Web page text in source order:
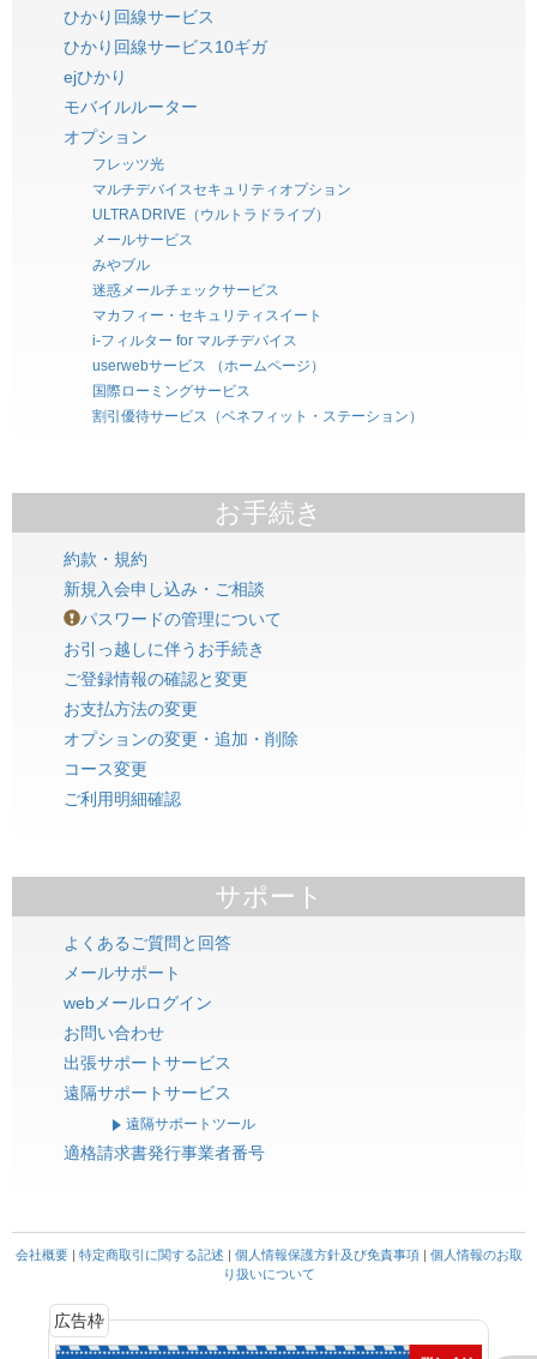
ひかり回線サービス
ひかり回線サービス10ギガ
ejひかり
モバイルルーター
オプション
フレッツ光
マルチデバイスセキュリティオプション
ULTRA DRIVE（ウルトラドライブ）
メールサービス
みやブル
迷惑メールチェックサービス
マカフィー・セキュリティスイート
i-フィルター for マルチデバイス
userwebサービス （ホームページ）
国際ローミングサービス
割引優待サービス（ベネフィット・ステーション）
お手続き
約款・規約
新規入会申し込み・ご相談
パスワードの管理について
お引っ越しに伴うお手続き
ご登録情報の確認と変更
お支払方法の変更
オプションの変更・追加・削除
コース変更
ご利用明細確認
サポート
よくあるご質問と回答
メールサポート
webメールログイン
お問い合わせ
出張サポートサービス
遠隔サポートサービス
遠隔サポートツール
適格請求書発行事業者番号
会社概要| 特定商取引に関する記述 | 個人情報保護方針及び免責事項| 個人情報のお取
り扱いについて